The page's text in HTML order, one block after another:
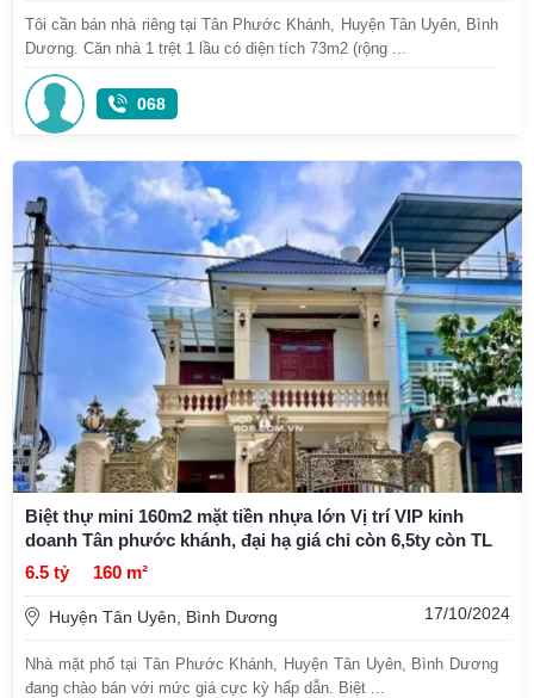
Tôi cần bán nhà riêng tại Tân Phước Khánh, Huyện Tân Uyên, Bình
Dương. Căn nhà 1 trệt 1 lầu có diện tích 73m2 (rộng ...
068
Biệt thự mini 160m2 mặt tiền nhựa lớn Vị trí VIP kinh
doanh Tân phước khánh, đại hạ giá chỉ còn 6,5ty còn TL
6.5 tỷ
160 m²
Huyện Tân Uyên, Bình Dương 17/10/2024
Nhà mặt phố tại Tân Phước Khánh, Huyện Tân Uyên, Bình Dương
đang chào bán với mức giá cực kỳ hấp dẫn. Biệt ...